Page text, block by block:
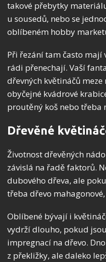
takové přebytky
u sousedů, nebo se
oblíbeném hobby
Při řezání tam často mají
rádi přenechají. Vaší
dřevných květináčů
obyčejné kvádrové
proutěný koš nebo třeba
Dřevěné
Životnost dřevěných
závislá na řadě faktorů.
dubového dřeva, ale
třeba dřevo
Oblíbené bývají i
vydrží dlouho, pokud
impregnací na dřevo.
z překližky, ale daleko